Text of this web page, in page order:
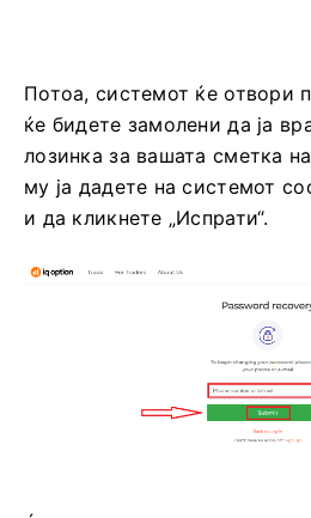
Потоа, системот ќе отвори
ќе бидете замолени да ја
лозинка за вашата сметка
му ја дадете на системот
и да кликнете „Испрати“.